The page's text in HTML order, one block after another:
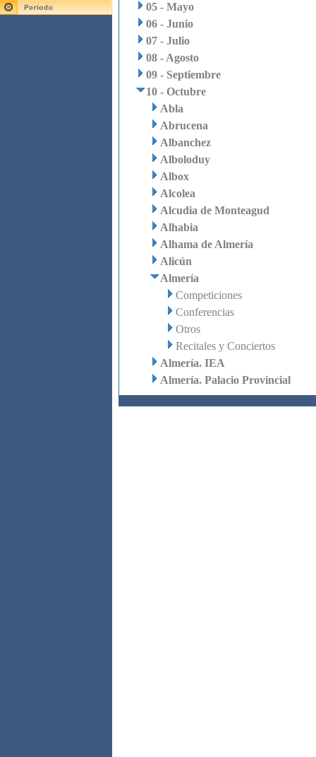
05 - Mayo
06 - Junio
07 - Julio
08 - Agosto
09 - Septiembre
10 - Octubre
Abla
Abrucena
Albanchez
Alboloduy
Albox
Alcolea
Alcudia de Monteagud
Alhabia
Alhama de Almería
Alicún
Almería
Competiciones
Conferencias
Otros
Recitales y Conciertos
Almería. IEA
Almería. Palacio Provincial